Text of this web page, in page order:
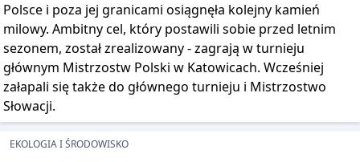
Polsce i poza jej granicami osiągnęła kolejny kamień
milowy. Ambitny cel, który postawili sobie przed letnim
sezonem, został zrealizowany - zagrają w turnieju
głównym Mistrzostw Polski w Katowicach. Wcześniej
załapali się także do głównego turnieju i Mistrzostwo
Słowacji.
EKOLOGIA I ŚRODOWISKO